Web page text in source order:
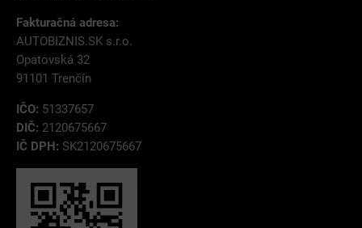
Fakturačná adresa:
AUTOBIZNIS.SK s.r.o.
Opatovská 32
91101 Trenčín
IČO: 51337657
DIČ: 2120675667
IČ DPH: SK2120675667